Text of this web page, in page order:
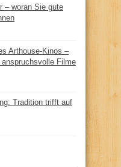
– woran Sie gute
Arthouse-Kinos –
Filme
Tradition trifft auf